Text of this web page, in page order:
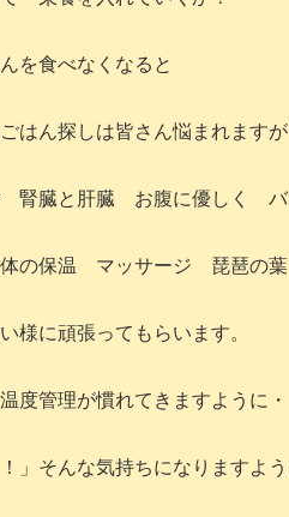
を食べなくなると
はん探しは皆さん悩まれますが
腎臓と肝臓 お腹に優しく バ
の保温 マッサージ 琵琶の
様に頑張ってもらいます。
度管理が慣れてきますように・
！」そんな気持ちになりますよう